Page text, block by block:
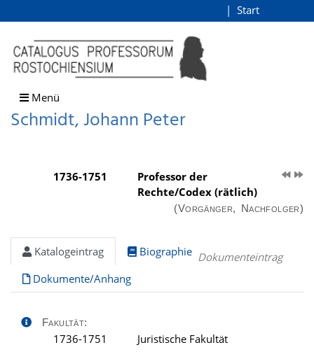
Schmidt, Johann Peter
direkt zum Inhalt
Start
Menü
Schmidt, Johann Peter
1736-1751
Professor der
Rechte/Codex (rätlich)
(Vorgänger, Nachfolger)
Katalogeintrag
Biographie
Dokumente/Anhang
Dokumenteintrag
Fakultät:
1736-1751 Juristische Fakultät